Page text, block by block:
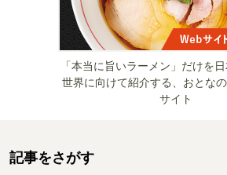
「本当に旨いラーメン」だけを
世界に向けて紹介する、おとな
サイト
記事をさがす